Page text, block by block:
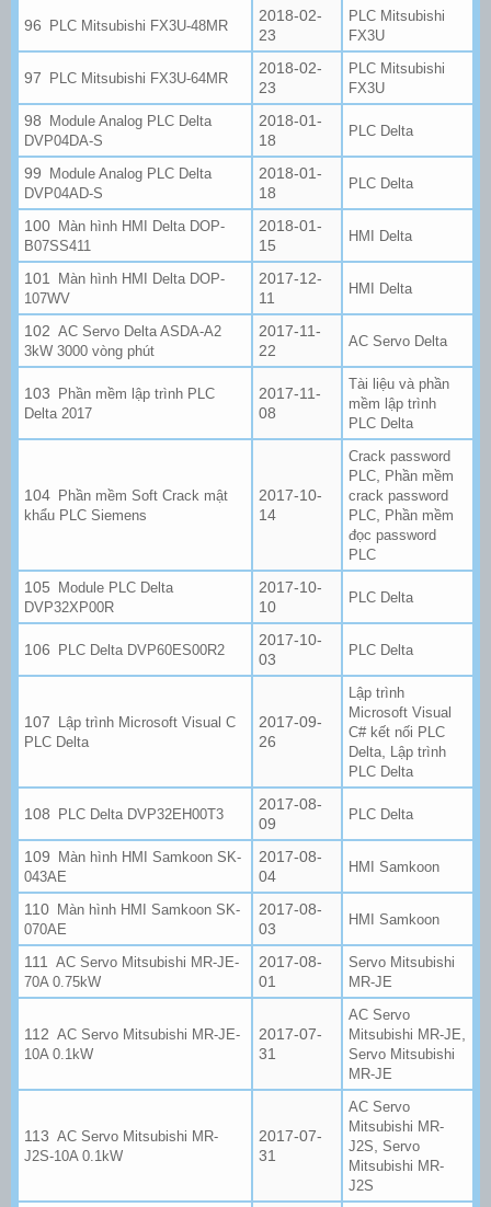
PLC Mitsubishi FX3U-48MR
2018-02-
23
PLC Mitsubishi
FX3U
PLC Mitsubishi FX3U-64MR
2018-02-
23
PLC Mitsubishi
FX3U
Module Analog PLC Delta
DVP04DA-S
2018-01-
18
PLC Delta
Module Analog PLC Delta
DVP04AD-S
2018-01-
18
PLC Delta
Màn hình HMI Delta DOP-
B07SS411
2018-01-
15
HMI Delta
Màn hình HMI Delta DOP-
107WV
2017-12-
11
HMI Delta
AC Servo Delta ASDA-A2
3kW 3000 vòng phút
2017-11-
22
AC Servo Delta
Phần mềm lập trình PLC
Delta 2017
2017-11-
08
Tài liệu và phần
mềm lập trình
PLC Delta
Phần mềm Soft Crack mật
khẩu PLC Siemens
2017-10-
14
Crack password
PLC
Phần mềm
crack password
PLC
Phần mềm
đọc password
PLC
Module PLC Delta
DVP32XP00R
2017-10-
10
PLC Delta
PLC Delta DVP60ES00R2
2017-10-
03
PLC Delta
Lập trình Microsoft Visual C
PLC Delta
2017-09-
26
Lập trình
Microsoft Visual
C# kết nối PLC
Delta
Lập trình
PLC Delta
PLC Delta DVP32EH00T3
2017-08-
09
PLC Delta
Màn hình HMI Samkoon SK-
043AE
2017-08-
04
HMI Samkoon
Màn hình HMI Samkoon SK-
070AE
2017-08-
03
HMI Samkoon
AC Servo Mitsubishi MR-JE-
70A 0.75kW
2017-08-
01
Servo Mitsubishi
MR-JE
AC Servo Mitsubishi MR-JE-
10A 0.1kW
2017-07-
31
AC Servo
Mitsubishi MR-JE
Servo Mitsubishi
MR-JE
AC Servo Mitsubishi MR-
J2S-10A 0.1kW
2017-07-
31
AC Servo
Mitsubishi MR-
J2S Servo
Mitsubishi MR-
J2S